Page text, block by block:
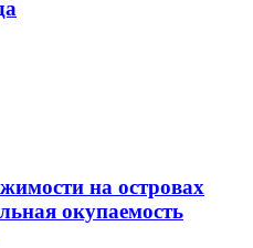
на островах
окупаемость